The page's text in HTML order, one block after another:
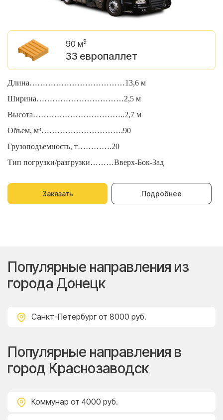
90 м3
33 европаллет
Длина………………………………13,6 м
Ширина……………………………2,5 м
Высота……………………………..2,7 м
Объем, м³………………………….90
Грузоподъемность, т………….20
Тип погрузки/разгрузки………Вверх-Бок-Зад
Заказать Подробнее
Популярные направления из
города Донецк
Санкт-Петербург от 8000 руб.
Популярные направления в
город Краснозаводск
Коммунар от 4000 руб.